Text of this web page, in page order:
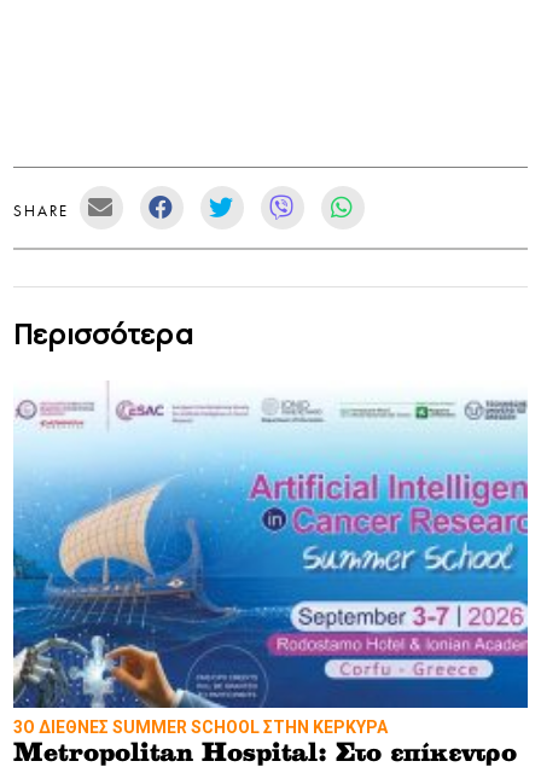
SHARE
Περισσότερα
3Ο ΔΙΕΘΝΕΣ SUMMER SCHOOL ΣΤΗΝ ΚΕΡΚΥΡΑ
Metropolitan Hospital: Στο επίκεντρο